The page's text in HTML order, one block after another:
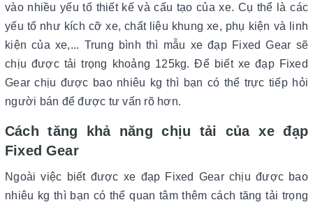
vào nhiều yếu tố thiết kế và cấu tạo của xe. Cụ thể là các
yếu tố như kích cỡ xe, chất liệu khung xe, phụ kiện và linh
kiện của xe,... Trung bình thì mẫu xe đạp Fixed Gear sẽ
chịu được tải trọng khoảng 125kg. Để biết xe đạp Fixed
Gear chịu được bao nhiêu kg thì bạn có thể trực tiếp hỏi
người bán để được tư vấn rõ hơn.
Cách tăng khả năng chịu tải của xe đạp
Fixed Gear
Ngoài việc biết được xe đạp Fixed Gear chịu được bao
nhiêu kg thì bạn có thể quan tâm thêm cách tăng tải trọng